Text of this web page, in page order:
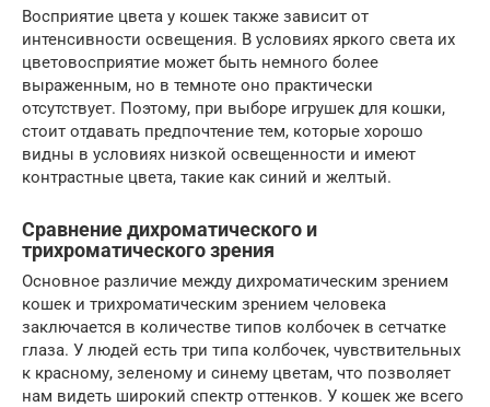
Восприятие цвета у кошек также зависит от
интенсивности освещения. В условиях яркого света их
цветовосприятие может быть немного более
выраженным, но в темноте оно практически
отсутствует. Поэтому, при выборе игрушек для кошки,
стоит отдавать предпочтение тем, которые хорошо
видны в условиях низкой освещенности и имеют
контрастные цвета, такие как синий и желтый.
Сравнение дихроматического и
трихроматического зрения
Основное различие между дихроматическим зрением
кошек и трихроматическим зрением человека
заключается в количестве типов колбочек в сетчатке
глаза. У людей есть три типа колбочек, чувствительных
к красному, зеленому и синему цветам, что позволяет
нам видеть широкий спектр оттенков. У кошек же всего